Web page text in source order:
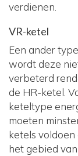
verdienen.
VR-ketel
Een ander
wordt deze
verbeterd
de HR-ketel.
keteltype
moeten
ketels voldoen
het gebied